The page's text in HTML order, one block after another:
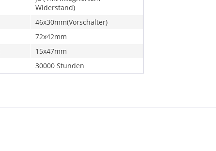
Widerstand)
46x30mm(Vorschalter)
72x42mm
15x47mm
30000 Stunden